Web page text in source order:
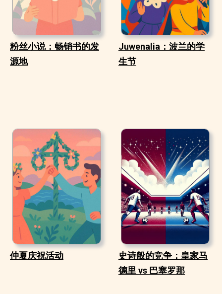
粉丝小说：畅销书的发
源地
Juwenalia：波兰的学
生节
仲夏庆祝活动
史诗般的竞争：皇家马
德里 vs 巴塞罗那